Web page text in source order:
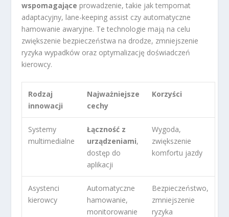
wspomagające prowadzenie, takie jak tempomat
adaptacyjny, lane-keeping assist czy automatyczne
hamowanie awaryjne. Te technologie mają na celu
zwiększenie bezpieczeństwa na drodze, zmniejszenie
ryzyka wypadków oraz optymalizację doświadczeń
kierowcy.
Rodzaj
innowacji
Najważniejsze
cechy
Korzyści
Systemy
multimedialne
Łączność z
urządzeniami,
dostęp do
aplikacji
Wygoda,
zwiększenie
komfortu jazdy
Asystenci
kierowcy
Automatyczne
hamowanie,
monitorowanie
Bezpieczeństwo,
zmniejszenie
ryzyka